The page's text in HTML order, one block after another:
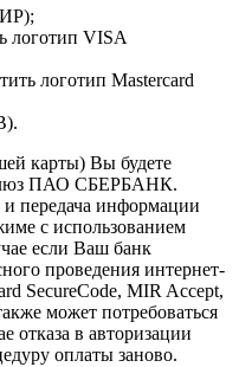
логотип VISA
логотип Mastercard
карты) Вы будете
ПАО СБЕРБАНК.
передача информации
с использованием
если Ваш банк
проведения интернет-
SecureCode, MIR Accept,
может потребоваться
отказа в авторизации
оплаты заново.